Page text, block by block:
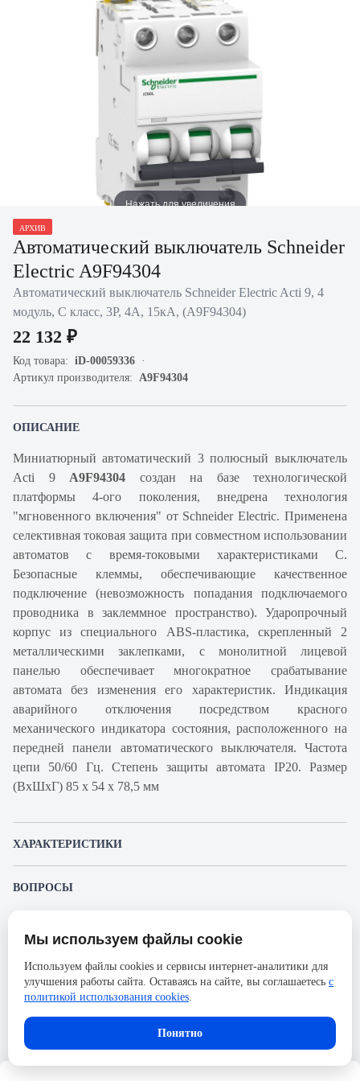
Нажать для увеличения
АРХИВ
Автоматический выключатель Schneider
Electric A9F94304
Автоматический выключатель Schneider Electric Acti 9, 4
модуль, C класс, 3P, 4А, 15кА, (A9F94304)
22 132 ₽
Код товара: iD-00059336
Артикул производителя: A9F94304
ОПИСАНИЕ
Миниатюрный автоматический 3 полюсный выключатель
Acti 9 A9F94304 создан на базе технологической
платформы 4-ого поколения, внедрена технология
"мгновенного включения" от Schneider Electric. Применена
селективная токовая защита при совместном использовании
автоматов с время-токовыми характеристиками C.
Безопасные клеммы, обеспечивающие качественное
подключение (невозможность попадания подключаемого
проводника в заклеммное пространство). Ударопрочный
корпус из специального ABS-пластика, скрепленный 2
металлическими заклепками, с монолитной лицевой
панелью обеспечивает многократное срабатывание
автомата без изменения его характеристик. Индикация
аварийного отключения посредством красного
механического индикатора состояния, расположенного на
передней панели автоматического выключателя. Частота
цепи 50/60 Гц. Степень защиты автомата IP20. Размер
(ВхШхГ) 85 х 54 х 78,5 мм
ХАРАКТЕРИСТИКИ
Производитель
Серия
Acti 9
Номинальный ток
Напряжение, В
133
Количество полюсов
ВОПРОСЫ
Пожалуйста, авторизуйтесь, чтобы иметь
возможность оставлять вопросы.
Представленные изображения и характеристики могут отличаться от реального
без предварительного уведомления. Компания АйДистрибьют не несёт
ответственности в случае не соответствия текущей модели товаров фотографиям,
размещённым в карточке товара.
Мы используем файлы cookie
Используем файлы cookies и сервисы интернет-аналитики для
улучшения работы сайта. Оставаясь на сайте, вы соглашаетесь с
политикой использования cookies.
Понятно